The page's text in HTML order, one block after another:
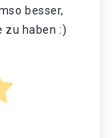
besser,
zu haben :)